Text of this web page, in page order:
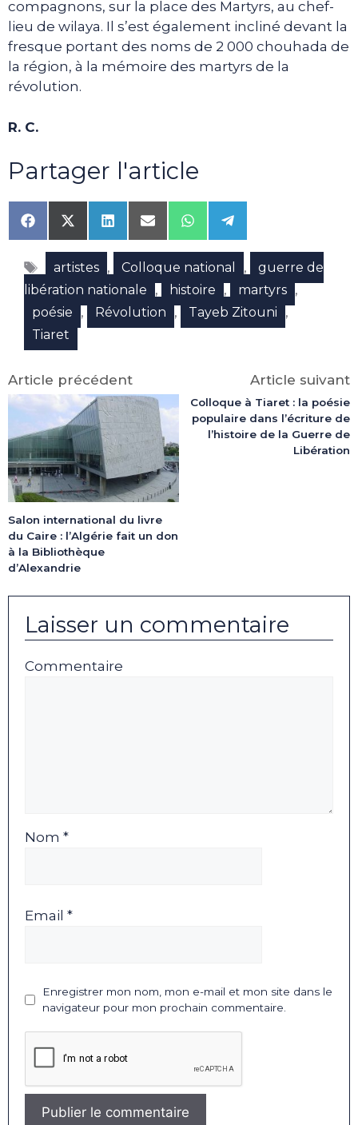
compagnons, sur la place des Martyrs, au chef-
lieu de wilaya. Il s’est également incliné devant la
fresque portant des noms de 2 000 chouhada de
la région, à la mémoire des martyrs de la
révolution.
R. C.
Partager l'article
Share
on
Facebook
Share
on
X
(Twitter)
Share
on
LinkedIn
Share
on
Email
Share
on
WhatsApp
Share
on
Telegram
Étiquettes
artistes , Colloque national ,
guerre de
libération nationale
, histoire , martyrs ,
poésie , Révolution , Tayeb Zitouni ,
Tiaret
Article précédent
Salon international du livre
du Caire : l’Algérie fait un don
à la Bibliothèque
d’Alexandrie
Article suivant
Colloque à Tiaret : la poésie
populaire dans l’écriture de
l’histoire de la Guerre de
Libération
Laisser un commentaire
Commentaire
Nom *
Email *
Enregistrer mon nom, mon e-mail et mon site dans le
navigateur pour mon prochain commentaire.